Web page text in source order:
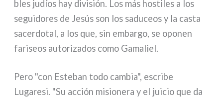
bles judíos hay divi­sión. Los más hosti­les a los
segui­do­res de Jesús son los sadu­ceos y la casta
sacer­do­tal, a los que, sin embar­go, se opo­nen
fari­seos auto­ri­za­dos como Gamaliel.
Pero "con Esteban todo cam­bia", escri­be
Lugaresi. "Su acción misio­ne­ra y el jui­cio que da